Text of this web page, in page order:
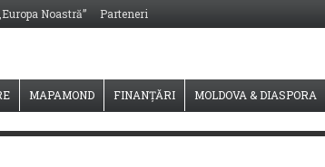
Noastră” Parteneri
MAPAMOND FINANȚĂRI MOLDOVA & DIASPORA